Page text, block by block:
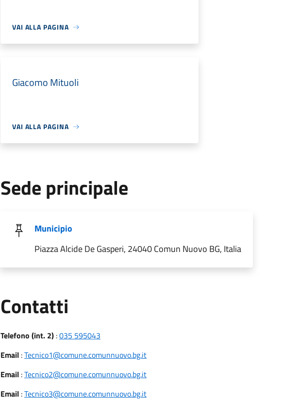
VAI ALLA PAGINA
Giacomo Mituoli
VAI ALLA PAGINA
Sede principale
Municipio
Piazza Alcide De Gasperi, 24040 Comun Nuovo BG, Italia
Contatti
Telefono (int. 2):035 595043
Email:Tecnico1@comune.comunnuovo.bg.it
Email:Tecnico2@comune.comunnuovo.bg.it
Email:Tecnico3@comune.comunnuovo.bg.it